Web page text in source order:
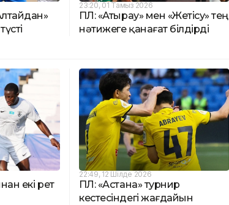
23:20, 01 Тамыз 2026
ҚПЛ: «Атырау» мен «Жетісу» тең
нәтижеге қанағат білдірді
екі рет
22:49, 12 Шілде 2026
ҚПЛ: «Астана» турнир
кестесіндегі жағдайын